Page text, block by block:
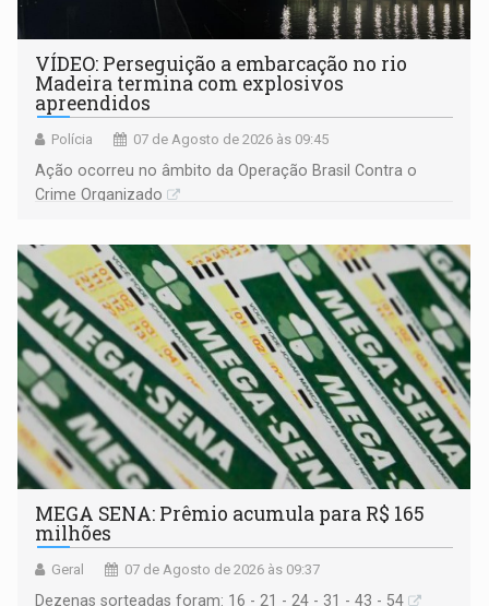
VÍDEO: Perseguição a embarcação no rio
Madeira termina com explosivos
apreendidos
Polícia 07 de Agosto de 2026 às 09:45
Ação ocorreu no âmbito da Operação Brasil Contra o
Crime Organizado
MEGA SENA: Prêmio acumula para R$ 165
milhões
Geral 07 de Agosto de 2026 às 09:37
Dezenas sorteadas foram: 16 - 21 - 24 - 31 - 43 - 54